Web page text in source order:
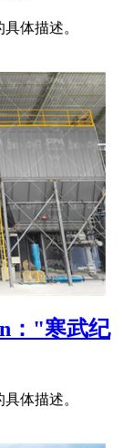
体描述。
："寒武纪
体描述。